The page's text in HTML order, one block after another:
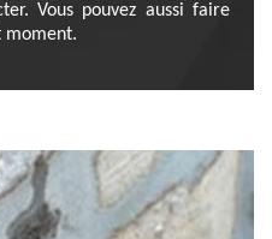
Vous pouvez aussi faire
moment.